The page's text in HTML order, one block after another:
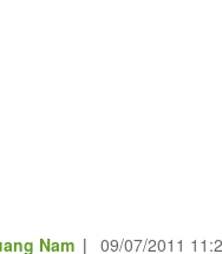
Nam | 09/07/2011